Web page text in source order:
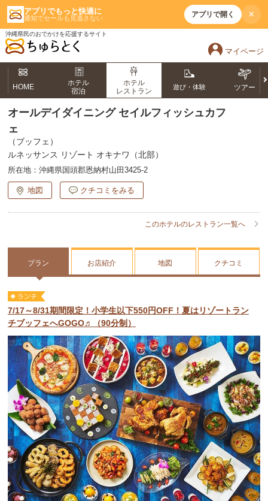
アプリでもっと快適に
通知でセールも見逃さない アプリで開く ×
沖縄県民のおでかけを応援するサイト
マイページ
HOME
ホテル
宿泊
ホテル
レストラン
遊び・体験 ツアー
オールデイダイニング セイルフィッシュカフ
ェ
（ブッフェ）
ルネッサンス リゾート オキナワ（北部）
所在地： 沖縄県国頭郡恩納村山田3425-2
地図 クチコミをみる
このホテルのレストラン一覧へ
プラン お店紹介 地図 クチコミ
7/17～8/31期間限定！小学生以下550円OFF！夏はリゾートラン
チブッフェへGOGO♬（90分制）